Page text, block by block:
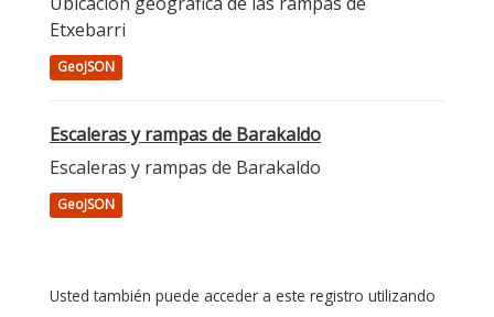
Etxebarri
GeoJSON
Escaleras y rampas de Barakaldo
Escaleras y rampas de Barakaldo
GeoJSON
Usted también puede acceder a este registro utilizando